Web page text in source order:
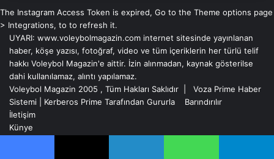
The Instagram Access Token is expired, Go to the Theme options page
> Integrations, to to refresh it.
UYARI: www.voleybolmagazin.com internet sitesinde yayınlanan
haber, köşe yazısı, fotoğraf, video ve tüm içeriklerin her türlü telif
hakkı Voleybol Magazin'e aittir. İzin alınmadan, kaynak gösterilse
dahi kullanılamaz, alıntı yapılamaz.
Voleybol Magazin 2005 , Tüm Hakları Saklıdır | Voza Prime Haber
Sistemi
Kerberos Prime Tarafından Gururla
Barındırılır
İletişim
Künye